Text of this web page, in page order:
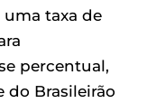
taxa de
percentual,
do Brasileirão